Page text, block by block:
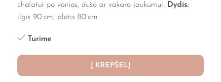
chalatui po vonios, dušo ar vakaro jaukumui. Dydis:
ilgis 90 cm, plotis 80 cm
Turime
Į KREPŠELĮ